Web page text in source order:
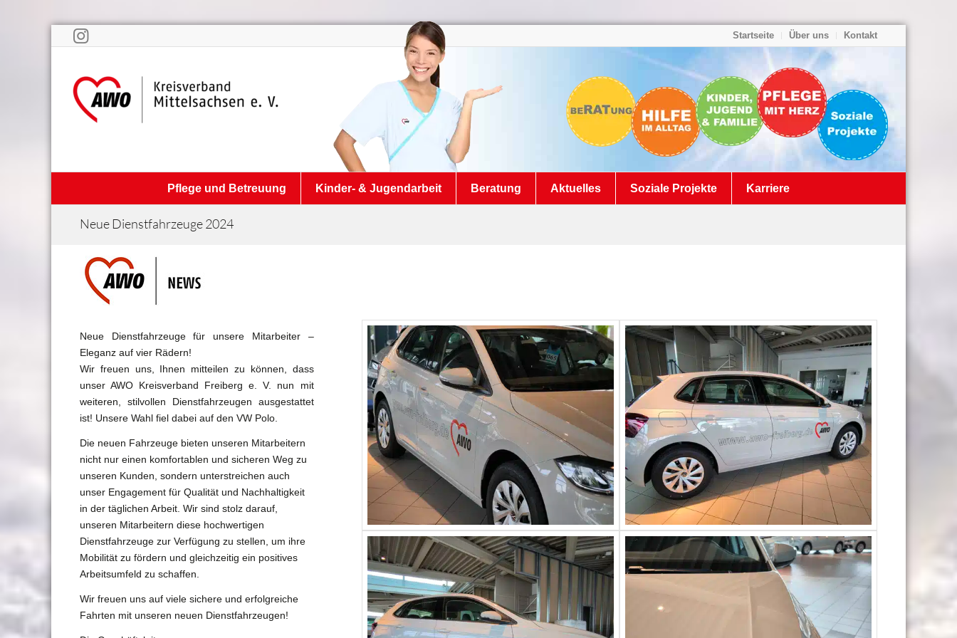
Startseite Über uns Kontakt
Pflege und Betreuung Kinder- & Jugendarbeit Beratung Aktuelles Soziale Projekte Karriere
Neue Dienstfahrzeuge 2024
Neue Dienstfahrzeuge für unsere Mitarbeiter –
Eleganz auf vier Rädern!
Wir freuen uns, Ihnen mitteilen zu können, dass
unser AWO Kreisverband Freiberg e. V. nun mit
weiteren, stilvollen Dienstfahrzeugen ausgestattet
ist! Unsere Wahl fiel dabei auf den VW Polo.
Die neuen Fahrzeuge bieten unseren Mitarbeitern
nicht nur einen komfortablen und sicheren Weg zu
unseren Kunden, sondern unterstreichen auch
unser Engagement für Qualität und Nachhaltigkeit
in der täglichen Arbeit. Wir sind stolz darauf,
unseren Mitarbeitern diese hochwertigen
Dienstfahrzeuge zur Verfügung zu stellen, um ihre
Mobilität zu fördern und gleichzeitig ein positives
Arbeitsumfeld zu schaffen.
Wir freuen uns auf viele sichere und erfolgreiche
Fahrten mit unseren neuen Dienstfahrzeugen!